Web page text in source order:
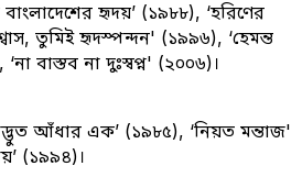
হৃদয়’ (১৯৮৮), ‘হরিণের
তুমিই হৃদস্পন্দন' (১৯৯৬), ‘হেমন্ত
বাস্তব না দুঃস্বপ্ন' (২০০৬)।
আঁধার এক’ (১৯৮৫), ‘নিয়ত মন্তাজ'
(১৯৯৪)।